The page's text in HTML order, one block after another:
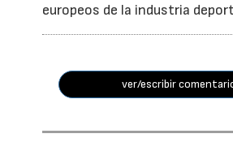
europeos de la industria
ver/escribir